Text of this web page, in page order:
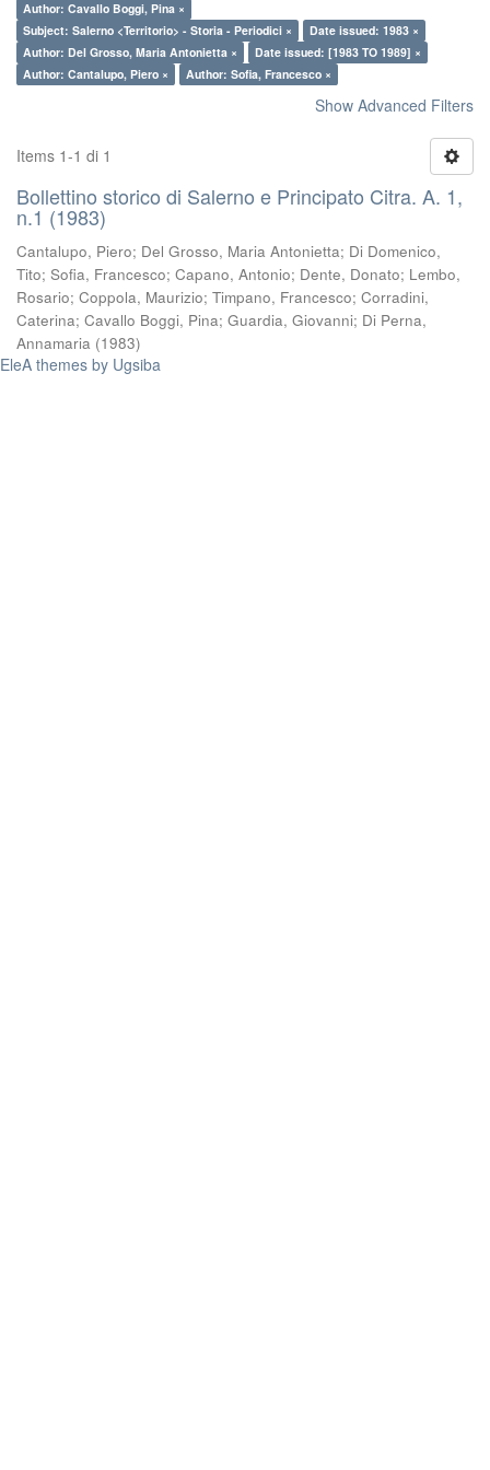
Author: Cavallo Boggi, Pina ×
Subject: Salerno <Territorio> - Storia - Periodici ×
Date issued: 1983 ×
Author: Del Grosso, Maria Antonietta ×
Date issued: [1983 TO 1989] ×
Author: Cantalupo, Piero ×
Author: Sofia, Francesco ×
Show Advanced Filters
Items 1-1 di 1
Bollettino storico di Salerno e Principato Citra. A. 1,
n.1 (1983)
Cantalupo, Piero; Del Grosso, Maria Antonietta; Di Domenico,
Tito; Sofia, Francesco; Capano, Antonio; Dente, Donato; Lembo,
Rosario; Coppola, Maurizio; Timpano, Francesco; Corradini,
Caterina; Cavallo Boggi, Pina; Guardia, Giovanni; Di Perna,
Annamaria (1983)
EleA themes by Ugsiba